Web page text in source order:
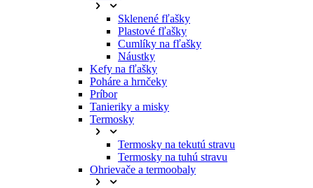
Sklenené fľašky
Plastové fľašky
Cumlíky na fľašky
Náustky
Kefy na fľašky
Poháre a hrnčeky
Príbor
Tanieriky a misky
Termosky
Termosky na tekutú stravu
Termosky na tuhú stravu
Ohrievače a termoobaly